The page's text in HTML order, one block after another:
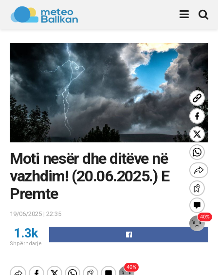
Moti nesër dhe ditëve në
vazhdim! (20.06.2025.) E
Premte
19/06/2025 | 22:35
1.3k
Shpërndarje